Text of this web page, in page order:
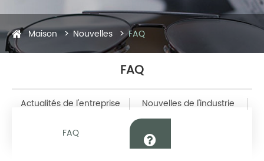
Maison Nouvelles FAQ
FAQ
Actualités de l'entreprise Nouvelles de l'industrie
FAQ